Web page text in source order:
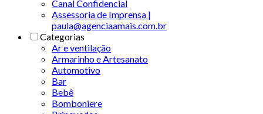
Canal Confidencial
Assessoria de Imprensa |
paula@agenciaamais.com.br
Categorias
Ar e ventilação
Armarinho e Artesanato
Automotivo
Bar
Bebê
Bomboniere